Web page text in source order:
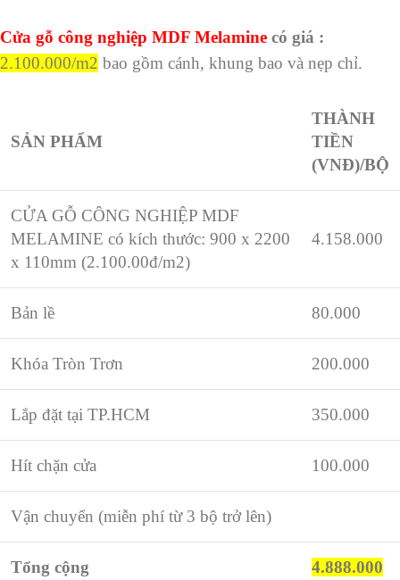
Cửa gỗ công nghiệp MDF Melamine có giá :
2.100.000/m2 bao gồm cánh, khung bao và nẹp chỉ.
SẢN PHẨM
THÀNH
TIỀN
(VNĐ)/BỘ
CỬA GỖ CÔNG NGHIỆP MDF
MELAMINE có kích thước: 900 x 2200
x 110mm (2.100.00đ/m2)
4.158.000
Bản lề 80.000
Khóa Tròn Trơn 200.000
Lắp đặt tại TP.HCM 350.000
Hít chặn cửa 100.000
Vận chuyển (miễn phí từ 3 bộ trở lên)
Tổng cộng 4.888.000